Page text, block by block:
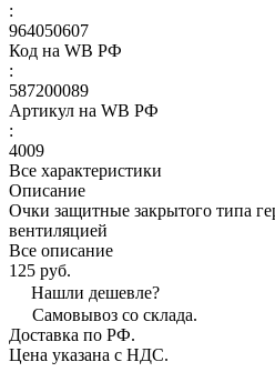
:
964050607
Код на WB РФ
:
587200089
Артикул на WB РФ
:
4009
Все характеристики
Описание
Очки защитные закрытого типа
вентиляцией
Все описание
125 руб.
Нашли дешевле?
Самовывоз со склада.
Доставка по РФ.
Цена указана с НДС.